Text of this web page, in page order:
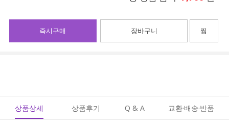
장바구니
즉시구매 찜
상품상세 상품후기 Q & A 교환·배송·반품